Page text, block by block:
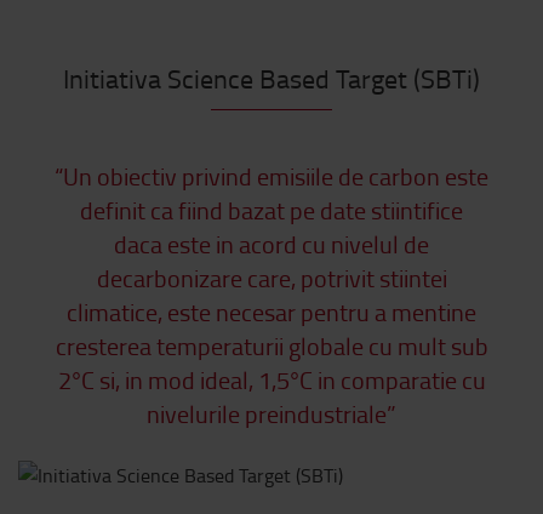
Initiativa Science Based Target (SBTi)
“Un obiectiv privind emisiile de carbon este
definit ca fiind bazat pe date stiintifice
daca este in acord cu nivelul de
decarbonizare care, potrivit stiintei
climatice, este necesar pentru a mentine
cresterea temperaturii globale cu mult sub
2°C si, in mod ideal, 1,5°C in comparatie cu
nivelurile preindustriale”